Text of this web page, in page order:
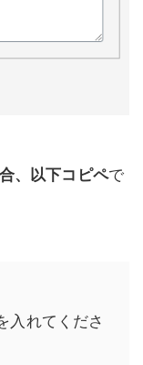
、以下コピペで
入れてくださ